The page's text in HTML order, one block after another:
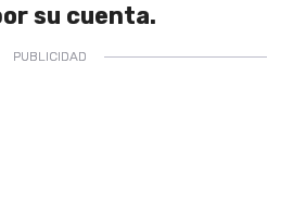
su cuenta.